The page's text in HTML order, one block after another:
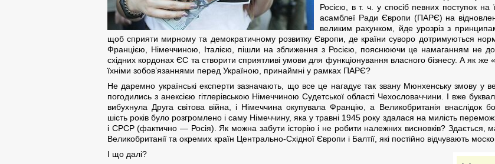
Росією, в т. ч. у спосіб певних поступок
асамблеї Ради Європи (ПАРЄ) на
великим рахунком, йде урозріз з
щоб сприяти мирному та демократичному розвитку Європи, де країни суворо дотримуються
Францією, Німеччиною, Італією, пішли на зближення з Росією, пояснюючи це намаганням не
східних кордонах ЄС та створити сприятливі умови для функціонування власного бізнесу. А як же
їхніми зобов’язаннями перед Україною, принаймні у рамках ПАРЄ?
Не даремно українські експерти зазначають, що все це нагадує так звану Мюнхенську змову у
погодились з анексією гітлерівською Німеччиною Судетської області Чехословаччини. І вже
вибухнула Друга світова війна, і Німеччина окупувала Францію, а Великобританія внаслідок
шість років було розгромлено і саму Німеччину, яка у травні 1945 року здалася на милість
і СРСР (фактично — Росія). Як можна забути історію і не робити належних висновків? Здається,
Великобританії та окремих країн Центрально-Східної Європи і Балтії, які постійно відчувають
І що далі?